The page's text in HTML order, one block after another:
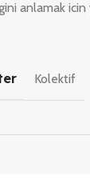
anlamak icin
Kolektif